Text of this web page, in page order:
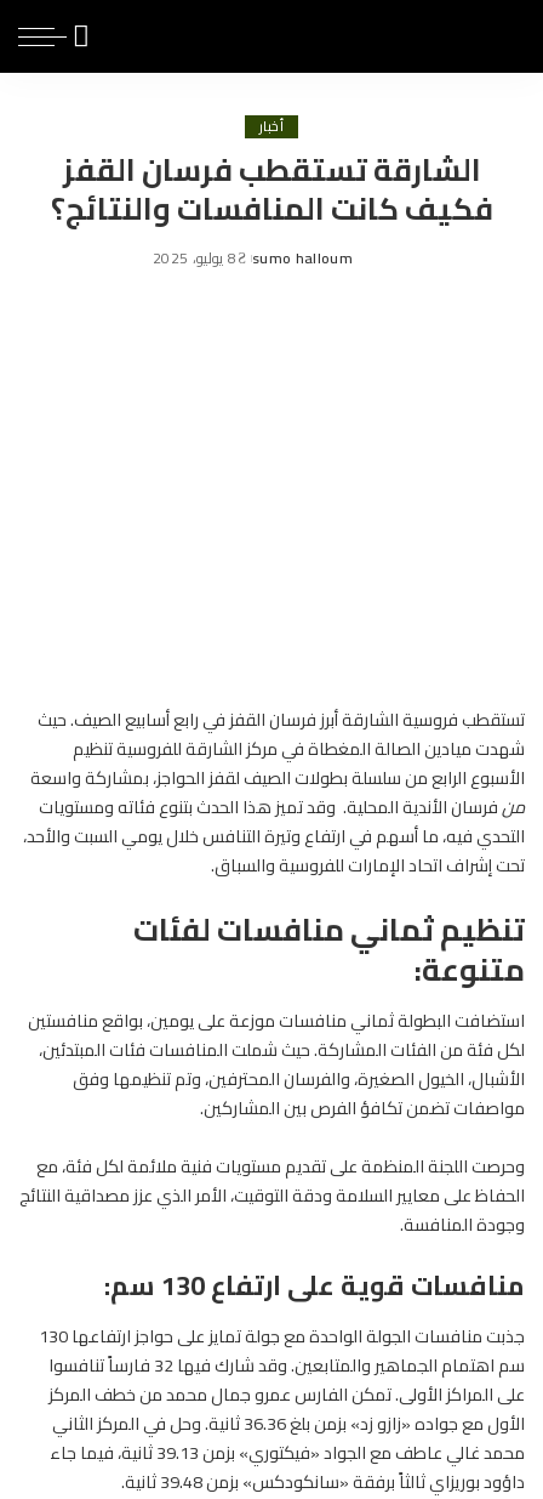
أخبار
الشارقة تستقطب فرسان القفز
فكيف كانت المنافسات والنتائج؟
Posted
sumo halloum 8 يوليو، 2025
تستقطبفروسيةالشارقة أبرز فرسان القفز في رابع أسابيع الصيف. حيث
شهدت ميادين الصالة المغطاة في مركز الشارقة للفروسية تنظيم
الأسبوع الرابع من سلسلة بطولات الصيف لقفز الحواجز، بمشاركة واسعة
منفرسان الأندية المحلية. وقد تميز هذا الحدث بتنوع فئاته ومستويات
التحدي فيه، ما أسهم في ارتفاع وتيرة التنافس خلال يومي السبت والأحد،
تحت إشراف اتحاد الإمارات للفروسية والسباق.
تنظيم ثماني منافسات لفئات
متنوعة:
استضافت البطولة ثماني منافسات موزعة على يومين، بواقع منافستين
لكل فئة من الفئات المشاركة. حيث شملت المنافسات فئات المبتدئين،
الأشبال، الخيول الصغيرة، والفرسان المحترفين، وتم تنظيمها وفق
مواصفات تضمن تكافؤ الفرص بين المشاركين.
وحرصت اللجنة المنظمة على تقديم مستويات فنية ملائمة لكل فئة، مع
الحفاظ على معايير السلامة ودقة التوقيت، الأمر الذي عزز مصداقية النتائج
وجودة المنافسة.
منافسات قوية على ارتفاع 130 سم:
جذبت منافسات الجولة الواحدة مع جولة تمايز على حواجز ارتفاعها 130
سم اهتمام الجماهير والمتابعين. وقد شارك فيها 32 فارساً تنافسوا
على المراكز الأولى. تمكن الفارس عمرو جمال محمد من خطف المركز
الأول مع جواده «زازو زد» بزمن بلغ 36.36 ثانية. وحل في المركز الثاني
محمد غالي عاطف مع الجواد «فيكتوري» بزمن 39.13 ثانية، فيما جاء
داؤود بوريزاي ثالثاً برفقة «سانكودكس» بزمن 39.48 ثانية.